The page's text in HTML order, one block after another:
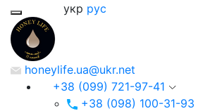
укр рус
honeylife.ua@ukr.net
+38 (099) 721-97-41
+38 (098) 100-31-93